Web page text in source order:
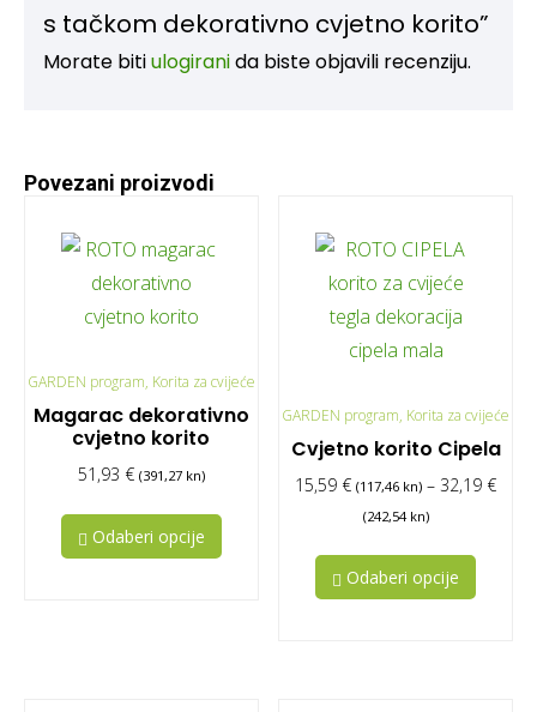
s tačkom dekorativno cvjetno korito”
Morate bitiulogiranida biste objavili recenziju.
Povezani proizvodi
GARDEN program, Korita za cvijeće
Magarac dekorativno
cvjetno korito
51,93 € (391,27 kn)
Odaberi opcije
GARDEN program, Korita za cvijeće
Cvjetno korito Cipela
15,59 € (117,46 kn) – 32,19 €
(242,54 kn)
Odaberi opcije